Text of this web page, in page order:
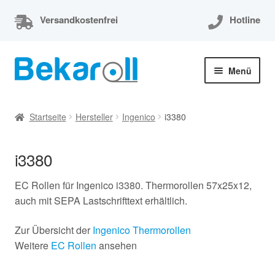
Versandkostenfrei Hotline
Zur
Navigation
Zum
Inhalt
Menü
EC-Cash Rollen
Kassenrollen
Bonrollen
Startseite Hersteller Ingenico i3380
i3380
EC Rollen für Ingenico i3380. Thermorollen 57x25x12,
auch mit SEPA Lastschrifttext erhältlich.
Zur Übersicht der Ingenico Thermorollen
Weitere EC Rollen ansehen